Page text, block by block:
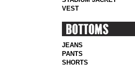
VEST
JEANS
PANTS
SHORTS